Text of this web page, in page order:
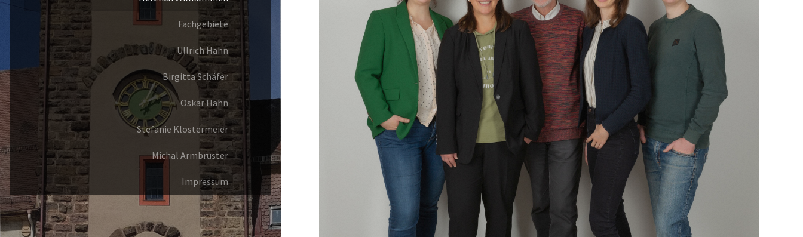
Fachgebiete
Ullrich Hahn
Birgitta Schäfer
Oskar Hahn
Stefanie Klostermeier
Michal Armbruster
Impressum